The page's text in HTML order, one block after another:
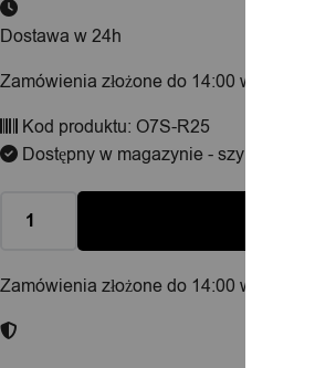
Dostawa w 24h
Zamówienia złożone do 14:00 wysyłamy
Kod produktu: O7S-R25
Dostępny w magazynie - szybka dostawa
Zamówienia złożone do 14:00 w dni